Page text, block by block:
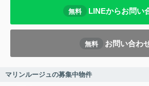
無料 LINEからお問い
無料 お問い合わ
マリンルージュの募集中物件